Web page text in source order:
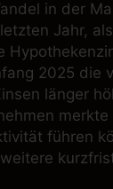
in der
Jahr,
2025 die
länger
führen